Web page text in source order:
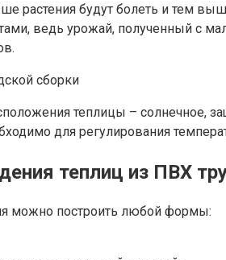
растения будут болеть и тем
ведь урожай, полученный с
сборки
теплицы – солнечное,
для регулирования
теплиц из ПВХ
можно построить любой формы: